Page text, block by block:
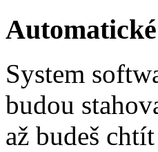
System
budou
až budeš